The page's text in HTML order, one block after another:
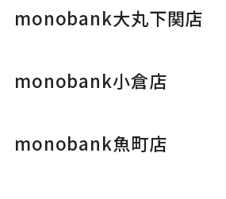
monobank大丸下関店
monobank小倉店
monobank魚町店